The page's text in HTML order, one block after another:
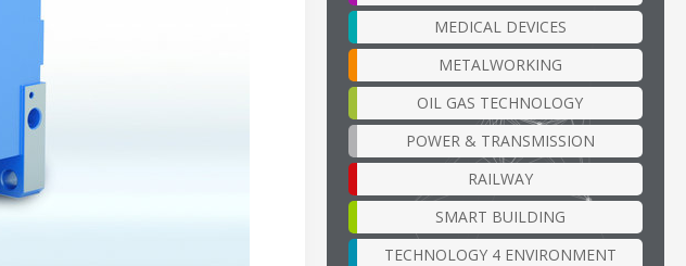
MEDICAL DEVICES
METALWORKING
OIL GAS TECHNOLOGY
POWER & TRANSMISSION
RAILWAY
SMART BUILDING
TECHNOLOGY 4 ENVIRONMENT